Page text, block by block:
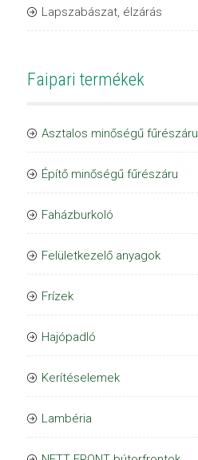
Lapszabászat, élzárás
Faipari termékek
Asztalos minőségű fűrészáru
Építő minőségű fűrészáru
Faházburkoló
Felületkezelő anyagok
Frízek
Hajópadló
Kerítéselemek
Lambéria